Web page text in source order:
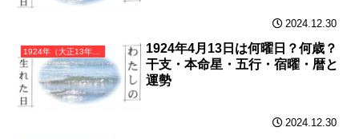
2024.12.30
1924年（大正13年）甲子（きのえね）・子年カレンダー（月曜はじまり）
1924年4月13日は何曜日？何歳？
干支・本命星・五行・宿曜・暦と
運勢
2024.12.30